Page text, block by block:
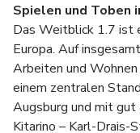
Spielen und Toben
Das Weitblick 1.7 ist
Europa. Auf
Arbeiten und
einem zentralen
Augsburg und mit
Kitarino – Karl-Drais-